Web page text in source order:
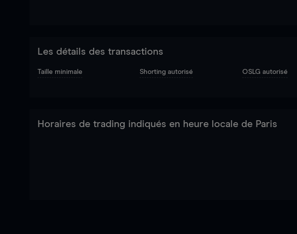
Les détails des transactions
Taille minimale Shorting autorisé OSLG autorisé
Horaires de trading indiqués en heure locale de Paris